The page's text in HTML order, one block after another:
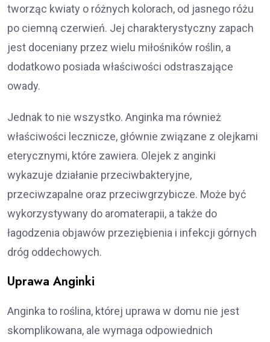
tworząc kwiaty o różnych kolorach, od jasnego różu
po ciemną czerwień. Jej charakterystyczny zapach
jest doceniany przez wielu miłośników roślin, a
dodatkowo posiada właściwości odstraszające
owady.
Jednak to nie wszystko. Anginka ma również
właściwości lecznicze, głównie związane z olejkami
eterycznymi, które zawiera. Olejek z anginki
wykazuje działanie przeciwbakteryjne,
przeciwzapalne oraz przeciwgrzybicze. Może być
wykorzystywany do aromaterapii, a także do
łagodzenia objawów przeziębienia i infekcji górnych
dróg oddechowych.
Uprawa Anginki
Anginka to roślina, której uprawa w domu nie jest
skomplikowana, ale wymaga odpowiednich